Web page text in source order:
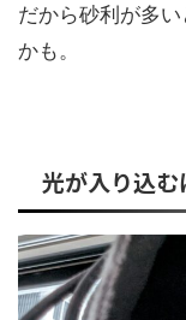
だから砂利が多
かも。
光が入り込む